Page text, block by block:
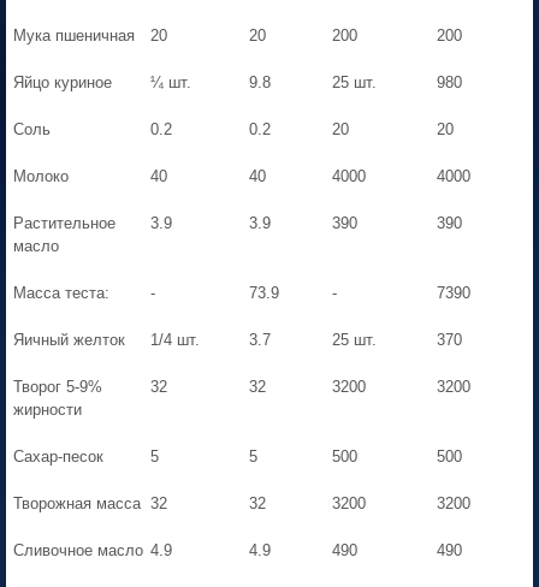
Мука пшеничная 20 20 200 200
Яйцо куриное ¼ шт. 9.8 25 шт. 980
Соль 0.2 0.2 20 20
Молоко 40 40 4000 4000
Растительное
масло
3.9 3.9 390 390
Масса теста: - 73.9 - 7390
Яичный желток 1/4 шт. 3.7 25 шт. 370
Творог 5-9%
жирности
32 32 3200 3200
Сахар-песок 5 5 500 500
Творожная масса 32 32 3200 3200
Сливочное масло 4.9 4.9 490 490